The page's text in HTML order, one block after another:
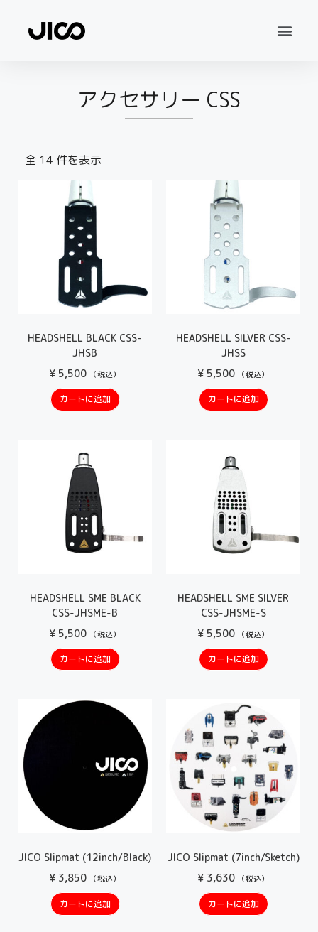
アクセサリー CSS
全 14 件を表示
HEADSHELL BLACK CSS-
JHSB
¥ 5,500 （税込）
カートに追加
HEADSHELL SILVER CSS-
JHSS
¥ 5,500 （税込）
カートに追加
HEADSHELL SME BLACK
CSS-JHSME-B
¥ 5,500 （税込）
カートに追加
HEADSHELL SME SILVER
CSS-JHSME-S
¥ 5,500 （税込）
カートに追加
JICO Slipmat (12inch/Black)
¥ 3,850 （税込）
カートに追加
JICO Slipmat (7inch/Sketch)
¥ 3,630 （税込）
カートに追加